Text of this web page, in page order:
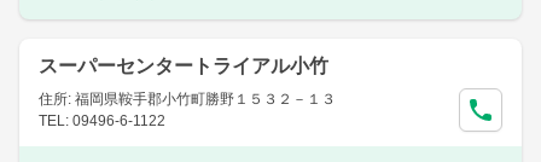
スーパーセンタートライアル小竹
住所: 福岡県鞍手郡小竹町勝野１５３２－１３
TEL: 09496-6-1122